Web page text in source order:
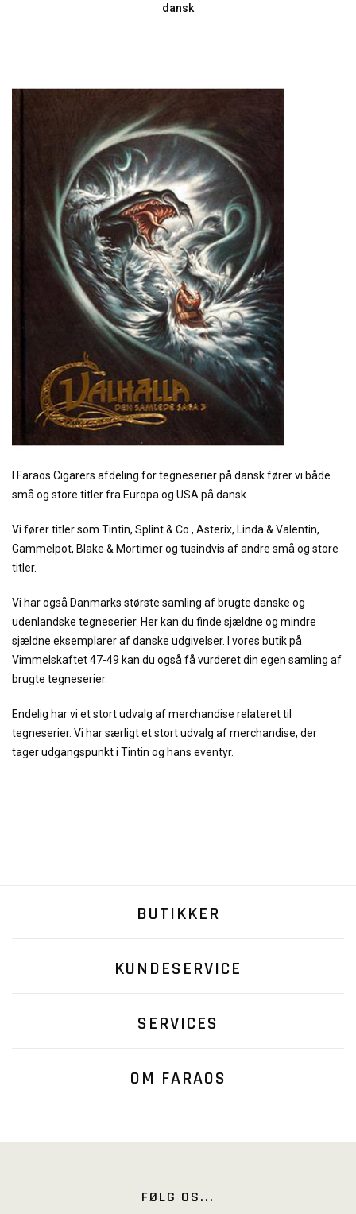
dansk
I Faraos Cigarers afdeling for tegneserier på dansk fører vi både
små og store titler fra Europa og USA på dansk.
Vi fører titler som Tintin, Splint & Co., Asterix, Linda & Valentin,
Gammelpot, Blake & Mortimer og tusindvis af andre små og store
titler.
Vi har også Danmarks største samling af brugte danske og
udenlandske tegneserier. Her kan du finde sjældne og mindre
sjældne eksemplarer af danske udgivelser. I vores butik på
Vimmelskaftet 47-49 kan du også få vurderet din egen samling af
brugte tegneserier.
Endelig har vi et stort udvalg af merchandise relateret til
tegneserier. Vi har særligt et stort udvalg af merchandise, der
tager udgangspunkt i Tintin og hans eventyr.
BUTIKKER
KUNDESERVICE
SERVICES
OM FARAOS
FØLG OS...